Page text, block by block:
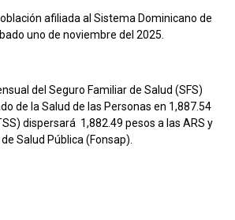
afiliada al Sistema Dominicano de
uno de noviembre del 2025.
del Seguro Familiar de Salud (SFS)
de la Salud de las Personas en 1,887.54
dispersará 1,882.49 pesos a las ARS y
Salud Pública (Fonsap).